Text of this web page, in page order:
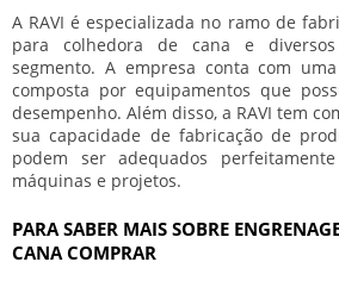
A RAVI é especializada no ramo de
para colhedora de cana e
segmento. A empresa conta com
composta por equipamentos que
desempenho. Além disso, a RAVI tem
sua capacidade de fabricação de
podem ser adequados
máquinas e projetos.
PARA SABER MAIS SOBRE
CANA COMPRAR